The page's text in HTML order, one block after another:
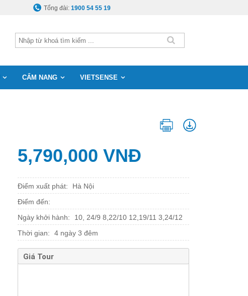
Tổng đài:1900 54 55 19
CẨM NANG VIETSENSE
5,790,000 VNĐ
Điểm xuất phát:
Hà Nội
Điểm đến:
Ngày khởi hành:
10, 24/9 8,22/10 12,19/11 3,24/12
Thời gian:
4 ngày 3 đêm
Giá Tour